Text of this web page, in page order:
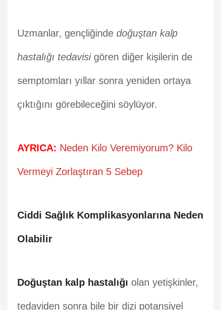
Uzmanlar, gençliğinde doğuştan kalp
hastalığı tedavisigören diğer kişilerin de
semptomları yıllar sonra yeniden ortaya
çıktığını görebileceğini söylüyor.
AYRICA: Neden Kilo Veremiyorum? Kilo
Vermeyi Zorlaştıran 5 Sebep
Ciddi Sağlık Komplikasyonlarına Neden
Olabilir
Doğuştan kalp hastalığı olan yetişkinler,
tedaviden sonra bile bir dizi potansiyel